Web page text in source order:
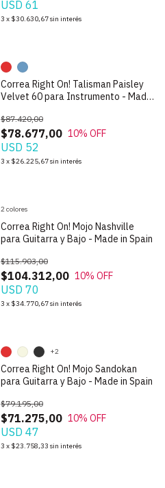
USD 61
3 x $30.630,67sin interés
Correa Right On! Talisman Paisley
Velvet 60 para Instrumento - Made
$78.677,00
$87.420,00
10% OFF
USD 52
3 x $26.225,67sin interés
Correa Right On! Mojo Nashville
para Guitarra y Bajo - Made in Spain
$104.312,00
$115.903,00
10% OFF
USD 70
3 x $34.770,67sin interés
2 colores
Correa Right On! Mojo Sandokan
para Guitarra y Bajo - Made in Spain
$71.275,00
$79.195,00
10% OFF
USD 47
3 x $23.758,33 sin interés
+2